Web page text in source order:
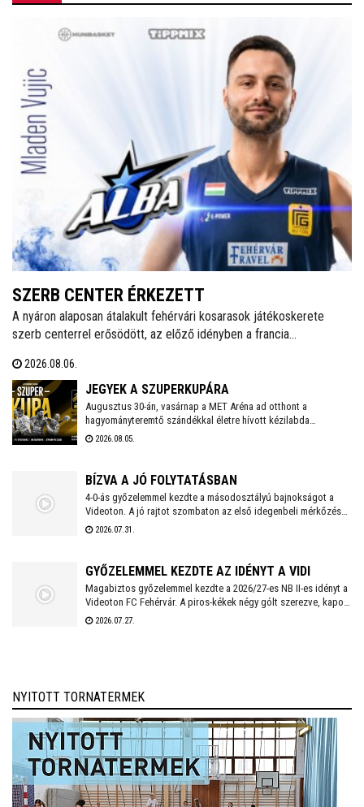
SZERB CENTER ÉRKEZETT
A nyáron alaposan átalakult fehérvári kosarasok játékoskerete
szerb centerrel erősödött, az előző idényben a francia
városába. A klub egy év után elköszönt Carlos Vallejótól, aki a
tavalyi idényben másodedzőként segítette a csapat munkáját.
2026.08.06.
JEGYEK A SZUPERKUPÁRA
Augusztus 30-án, vasárnap a MET Aréna ad otthont a
hagyományteremtő szándékkal életre hívott kézilabda
szuperkupának. A hölgyeknél a Győri Audi ETO és a
kézilabdaünnepre jegyek már kaphatók!
2026.08.05.
BÍZVA A JÓ FOLYTATÁSBAN
4-0-ás győzelemmel kezdte a másodosztályú bajnokságot a
Videoton. A jó rajtot szombaton az első idegenbeli mérkőzés
követi, a tavaly még NB I-es Kazincbarcika otthonában.
2026.07.31.
GYŐZELEMMEL KEZDTE AZ IDÉNYT A VIDI
Magabiztos győzelemmel kezdte a 2026/27-es NB II-es idényt a
Videoton FC Fehérvár. A piros-kékek négy gólt szerezve, kapott
találat nélkül múlták felül a tavalyi szezon negyedik
2026.07.27.
NYITOTT TORNATERMEK